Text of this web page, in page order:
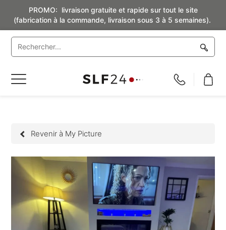
PROMO: livraison gratuite et rapide sur tout le site
(fabrication à la commande, livraison sous 3 à 5 semaines).
Basculer
Revenir à My Picture